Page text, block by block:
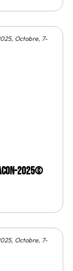
, Octobre, 7-
2025©
, Octobre, 7-